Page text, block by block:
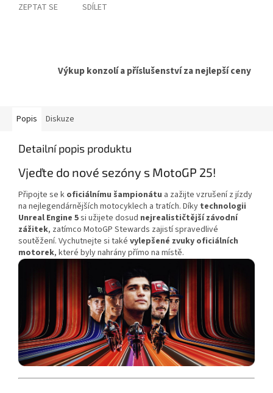
ZEPTAT SE SDÍLET
Výkup konzolí a příslušenství za nejlepší ceny
Popis Diskuze
Detailní popis produktu
Vjeďte do nové sezóny s MotoGP 25!
Připojte se k oficiálnímu šampionátu a zažijte vzrušení z jízdy
na nejlegendárnějších motocyklech a tratích. Díky technologii
Unreal Engine 5si užijete dosud nejrealističtější závodní
zážitek, zatímco MotoGP Stewards zajistí spravedlivé
soutěžení. Vychutnejte si také vylepšené zvuky oficiálních
motorek, které byly nahrány přímo na místě.